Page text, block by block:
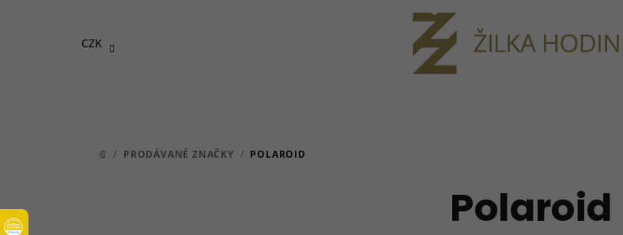
CZK
DOMŮ
/ PRODÁVANÉ ZNAČKY / POLAROID
Polaroid